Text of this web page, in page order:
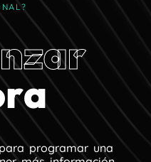
NA L ?
nzar
ra
para programar una